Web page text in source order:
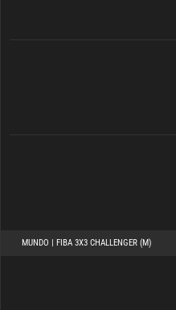
MUNDO | FIBA 3X3 CHALLENGER (M)